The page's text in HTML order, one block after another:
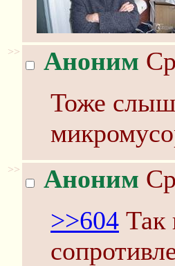
>> Аноним
Тоже
>> Аноним
>>604 Так